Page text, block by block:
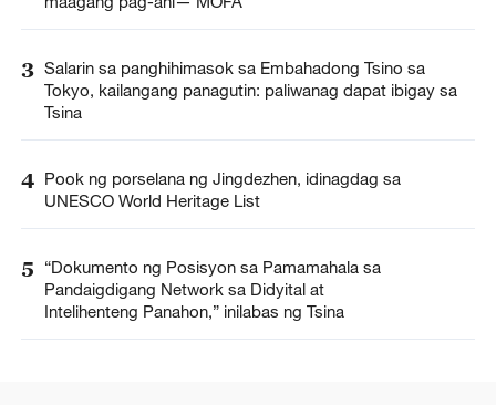
3 Salarin sa panghihimasok sa Embahadong Tsino sa
Tokyo, kailangang panagutin: paliwanag dapat ibigay sa
Tsina
4 Pook ng porselana ng Jingdezhen, idinagdag sa
UNESCO World Heritage List
5
“Dokumento ng Posisyon sa Pamamahala sa
Pandaigdigang Network sa Didyital at
Intelihenteng Panahon,” inilabas ng Tsina